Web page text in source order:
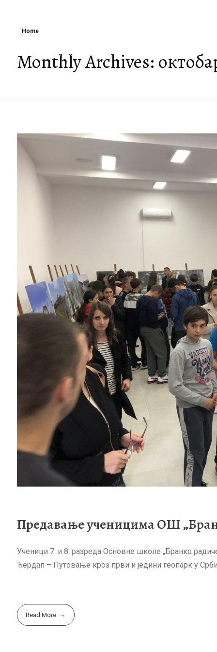
Home
Monthly Archives:
Предавање ученицима ОШ
Ученици 7. и 8. разреда Основне школе „Бранко
Ђердап – Путовање кроз први и једини геопарк у
Read More